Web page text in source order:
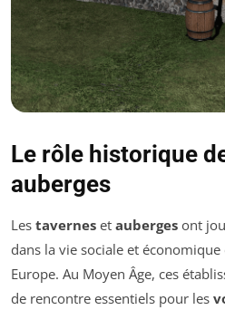
Le rôle historique
auberges
Les tavernes et auberges ont
dans la vie sociale et
Europe. Au Moyen Âge, ces
de rencontre essentiels pour les